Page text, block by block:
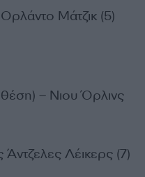
Μάτζικ (5)
– Νιου Όρλινς
Λέικερς (7)